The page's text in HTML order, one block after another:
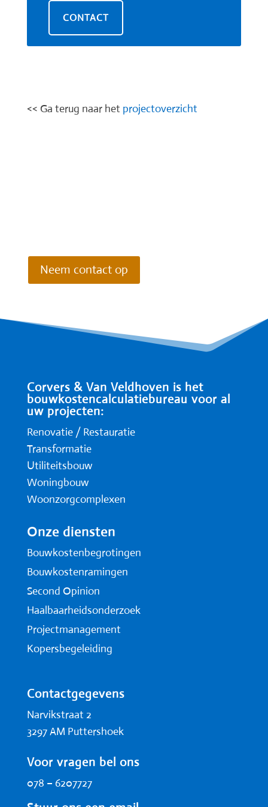
CONTACT
<< Ga terug naar het projectoverzicht
Neem contact op
Corvers & Van Veldhoven is het
bouwkostencalculatiebureau voor al
uw projecten:
Renovatie / Restauratie
Transformatie
Utiliteitsbouw
Woningbouw
Woonzorgcomplexen
Onze diensten
Bouwkostenbegrotingen
Bouwkostenramingen
Second Opinion
Haalbaarheidsonderzoek
Projectmanagement
Kopersbegeleiding
Contactgegevens
Narvikstraat 2
3297 AM Puttershoek
Voor vragen bel ons
078 – 6207727